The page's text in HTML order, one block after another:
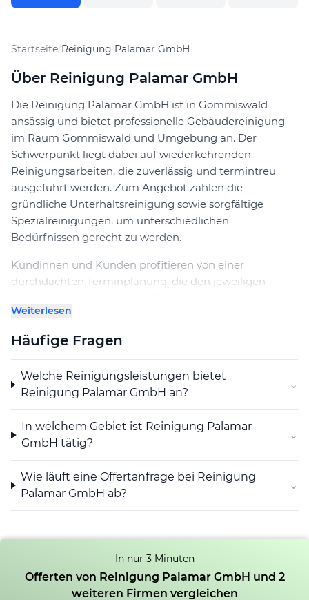
Startseite/Reinigung Palamar GmbH
Über Reinigung Palamar GmbH
Die Reinigung Palamar GmbH ist in Gommiswald
ansässig und bietet professionelle Gebäudereinigung
im Raum Gommiswald und Umgebung an. Der
Schwerpunkt liegt dabei auf wiederkehrenden
Reinigungsarbeiten, die zuverlässig und termintreu
ausgeführt werden. Zum Angebot zählen die
gründliche Unterhaltsreinigung sowie sorgfältige
Spezialreinigungen, um unterschiedlichen
Bedürfnissen gerecht zu werden.
Kundinnen und Kunden profitieren von einer
durchdachten Terminplanung, die den jeweiligen
unkomplizierte Kontaktaufnahme ermöglicht eine
individuelle Offertenerstellung, die auf konkrete
Anforderungen abgestimmt ist. So lassen sich
abgestimmte Lösungen für private und gewerbliche
Objekte realisieren.
Arbeitsweise und Service
Die Mitarbeitenden der Reinigung Palamar GmbH
überzeugen durch ihre freundliche und
zuvorkommende Art, was sich in der positiven
Resonanz der Klientel widerspiegelt. Dabei wird
besonders die sorgfältige Durchführung der
Reinigungsarbeiten hervorgehoben. Neben einer
gewissenhaften Behandlung der Objekte achtet das
Team auch auf die Einhaltung der vereinbarten
Sicherheitsvorgaben.
Die Kombination aus fachlicher Kompetenz,
Weiterlesen
Häufige Fragen
Welche Reinigungsleistungen bietet
Reinigung Palamar GmbH an?
⌄
In welchem Gebiet ist Reinigung Palamar
GmbH tätig?
⌄
Wie läuft eine Offertanfrage bei Reinigung
Palamar GmbH ab?
⌄
In nur 3 Minuten
Offerten von Reinigung Palamar GmbH und 2
weiteren Firmen vergleichen